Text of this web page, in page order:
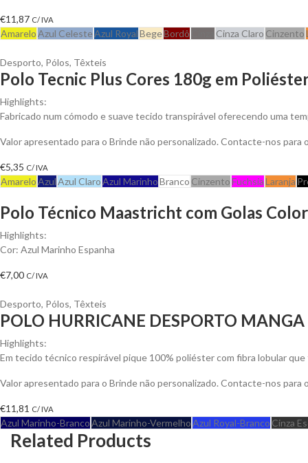
€11,87 C/ IVA
AmareloAzul CelesteAzul RoyalBegeBordô Cinza Claro Cinzento
Desporto, Pólos, Têxteis
Polo Tecnic Plus Cores 180g em
Highlights:
Fabricado num cómodo e suave tecido transpirável oferecendo uma
Valor apresentado para o Brinde não personalizado. Contacte-nos
€5,35 C/ IVA
AmareloAzulAzul ClaroAzul MarinhoBranco CinzentoFuchsiaLaranja
Polo Técnico Maastricht com Golas
Highlights:
Cor: Azul Marinho Espanha
€7,00 C/ IVA
Desporto, Pólos, Têxteis
POLO HURRICANE DESPORTO
Highlights:
Em tecido técnico respirável pique 100% poliéster com fibra lobular
Valor apresentado para o Brinde não personalizado. Contacte-nos
€11,81 C/ IVA
Azul Marinho-BrancoAzul Marinho-VermelhoAzul Royal-Branco Cinza
Related Products